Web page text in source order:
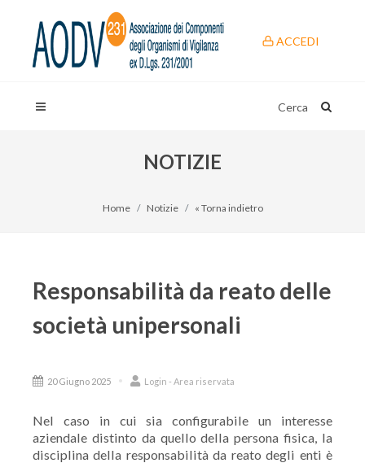
ACCEDI
Cerca
NOTIZIE
Home Notizie « Torna indietro
Responsabilità da reato delle
società unipersonali
20 Giugno 2025 Login - Area riservata
Nel caso in cui sia configurabile un interesse
aziendale distinto da quello della persona fisica, la
disciplina della responsabilità da reato degli enti è